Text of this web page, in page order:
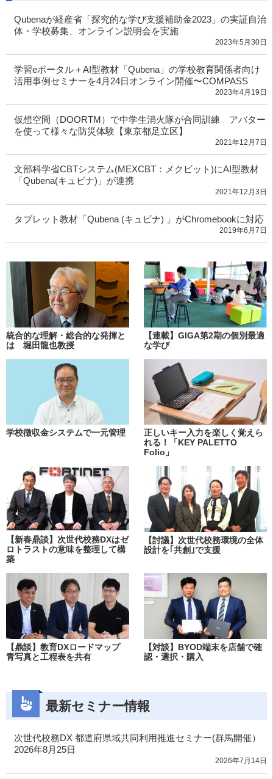
Qubenaが経産省「探究的な学び支援補助金2023」の実証自治
体・学校募集、オンライン説明会を実施
2023年5月30日
学習eポータル＋AI型教材「Qubena」の学校教育関係者向け
活用事例セミナーを4月24日オンライン開催〜COMPASS
2023年4月19日
仮想空間（DOORTM）で中学生消火隊が合同訓練 アバター
を使って様々な防災体験【東京都足立区】
2021年12月7日
文部科学省CBTシステム(MEXCBT：メクビット)にAI型教材
「Qubena(キュビナ)」が連携
2021年12月3日
タブレット教材「Qubena (キュビナ) 」がChromebookに対応
2019年6月7日
統合的な理解・総合的な発揮と
は 堀田龍也教授
【連載】GIGA第2期の個別最適
な学び
学校徴収金システムで一元管理
正しいキー入力を楽しく覚えら
れる！「KEY PALETTO
Folio」
【新春鼎談】次世代校務DXはゼ
ロトラストの意味を整理して構
築
【討議】次世代校務環境の全体
設計を｢共創｣で支援
【鼎談】教育DXロードマップ
青写真と工程表を共有
【対談】BYOD端末を店舗で確
認・選択・購入
最新セミナー情報
次世代校務DX 都道府県域共同利用推進セミナー(群馬開催）
2026年8月25日
2026年7月14日